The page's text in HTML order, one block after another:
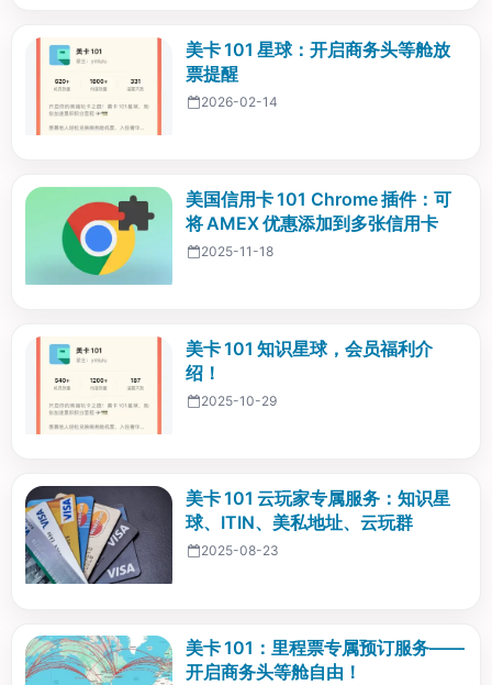
美卡 101 星球：开启商务头等舱放
票提醒
2026-02-14
美国信用卡 101 Chrome 插件：可
将 AMEX 优惠添加到多张信用卡
2025-11-18
美卡 101 知识星球，会员福利介
绍！
2025-10-29
美卡 101 云玩家专属服务：知识星
球、ITIN、美私地址、云玩群
2025-08-23
美卡 101：里程票专属预订服务——
开启商务头等舱自由！